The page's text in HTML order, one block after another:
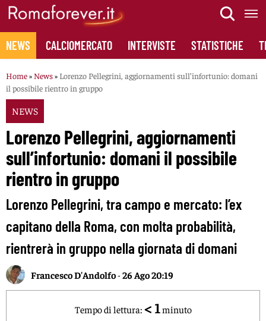
Skip
content
NEWS CALCIOMERCATO INTERVISTE STATISTICHE
Home» News» Lorenzo Pellegrini, aggiornamenti sull’infortunio: domani
il possibile rientro in gruppo
NEWS
Lorenzo Pellegrini, aggiornamenti
sull’infortunio: domani il possibile
rientro in gruppo
Lorenzo Pellegrini, tra campo e mercato: l’ex
capitano della Roma, con molta probabilità,
rientrerà in gruppo nella giornata di domani
Francesco D'Andolfo-26 Ago 20:19
Tempo di lettura: < 1 minuto